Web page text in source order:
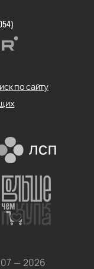
— 2026
по сайту